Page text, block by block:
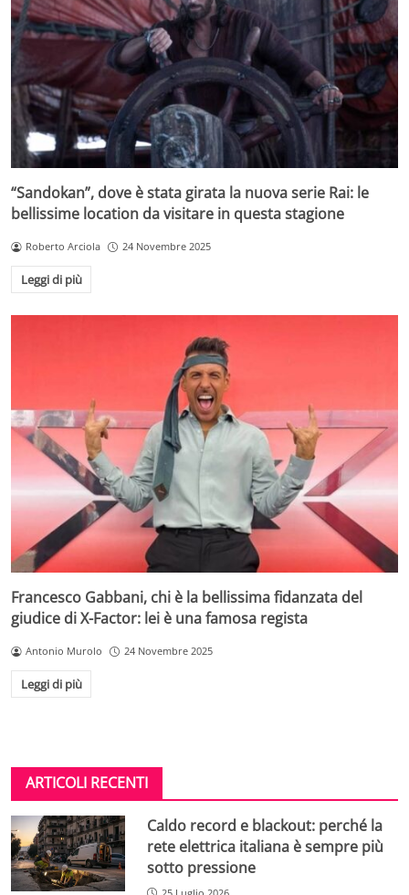
“Sandokan”, dove è stata girata la nuova serie Rai: le
bellissime location da visitare in questa stagione
Roberto Arciola 24 Novembre 2025
Leggi di più
Francesco Gabbani, chi è la bellissima fidanzata del
giudice di X-Factor: lei è una famosa regista
Antonio Murolo 24 Novembre 2025
Leggi di più
ARTICOLI RECENTI
Caldo record e blackout: perché la
rete elettrica italiana è sempre più
sotto pressione